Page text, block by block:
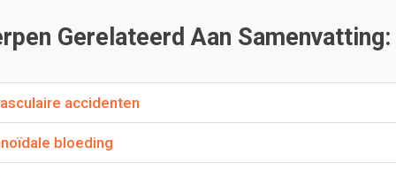
1.2 Cerebrovasculaire accidenten
Gerelateerd Aan
accidenten
bloeding